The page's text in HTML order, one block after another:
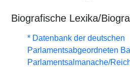
Biografische Lexika/
* Datenbank der deutschen
Parlamentsabgeordneten
Parlamentsalmanache/